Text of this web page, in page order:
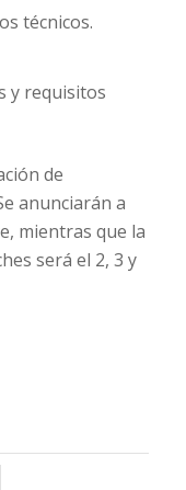
técnicos.
y requisitos
de
anunciarán a
mientras que la
será el 2, 3 y